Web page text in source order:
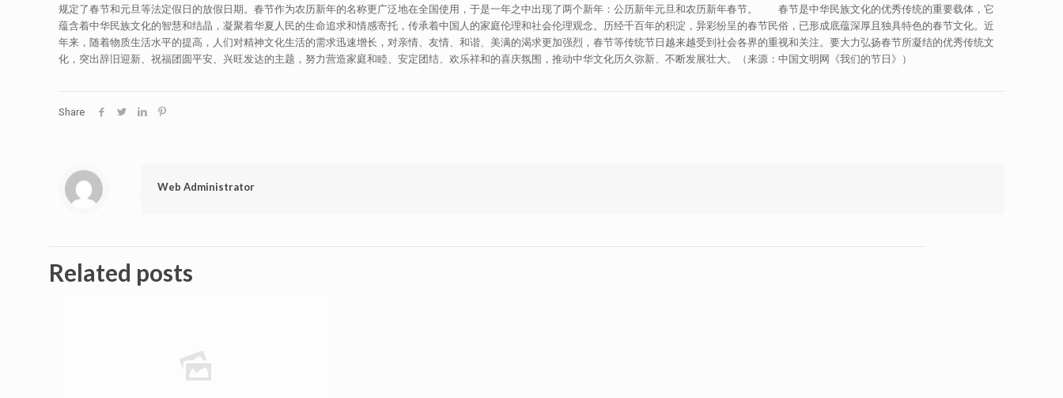
规定了春节和元旦等法定假日的放假日期。春节作为农历新年的名称更广泛地在全国使用，于是一年之中出现了两个新年：公历新年元旦和农历新年春节。 春节是中华民族文化的优秀传统的重要载体，它
蕴含着中华民族文化的智慧和结晶，凝聚着华夏人民的生命追求和情感寄托，传承着中国人的家庭伦理和社会伦理观念。历经千百年的积淀，异彩纷呈的春节民俗，已形成底蕴深厚且独具特色的春节文化。近
年来，随着物质生活水平的提高，人们对精神文化生活的需求迅速增长，对亲情、友情、和谐、美满的渴求更加强烈，春节等传统节日越来越受到社会各界的重视和关注。要大力弘扬春节所凝结的优秀传统文
化，突出辞旧迎新、祝福团圆平安、兴旺发达的主题，努力营造家庭和睦、安定团结、欢乐祥和的喜庆氛围，推动中华文化历久弥新、不断发展壮大。（来源：中国文明网《我们的节日》）
Share
Web Administrator
Related posts